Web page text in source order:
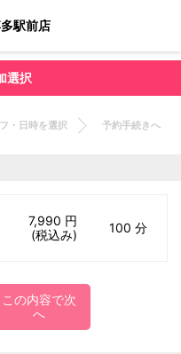
駅前店
選択
・日時を選択 予約手続きへ
7,990 円
(税込み)
100 分
この内容で次
へ